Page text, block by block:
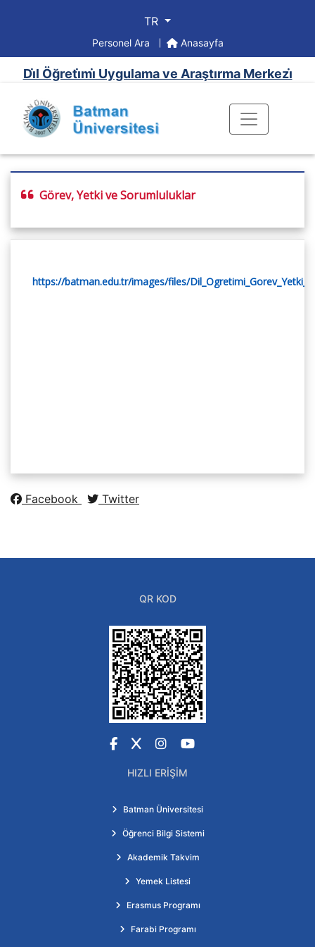
TR
Personel Ara Anasayfa
Di̇l Öğreti̇mi̇ Uygulama ve Araştırma Merkezi̇
Görev, Yetki ve Sorumluluklar
https://batman.edu.tr/images/files/
Facebook Twitter
QR KOD
Facebook
X Instagram
YouTube
HIZLI ERIŞIM
Batman Üniversitesi
Öğrenci Bilgi Sistemi
Akademik Takvim
Yemek Listesi
Erasmus Programı
Farabi Programı